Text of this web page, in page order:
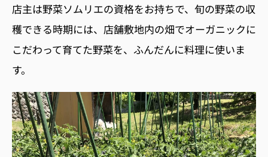
店主は野菜ソムリエの資格をお持ちで、旬の野菜の収
穫できる時期には、店舗敷地内の畑でオーガニックに
こだわって育てた野菜を、ふんだんに料理に使いま
す。